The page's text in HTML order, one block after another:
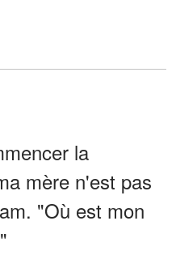
la
mère n'est pas
"Où est mon